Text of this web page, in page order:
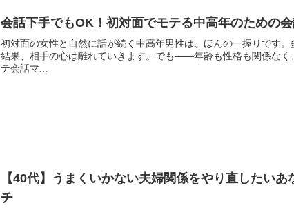
会話下手でもOK！初対面でモテる中高年のための
初対面の女性と自然に話が続く中高年男性は、ほんの一握りです
結果、相手の心は離れていきます。でも――年齢も性格も関係な
テ会話マ...
【40代】うまくいかない夫婦関係をやり直したい
チ